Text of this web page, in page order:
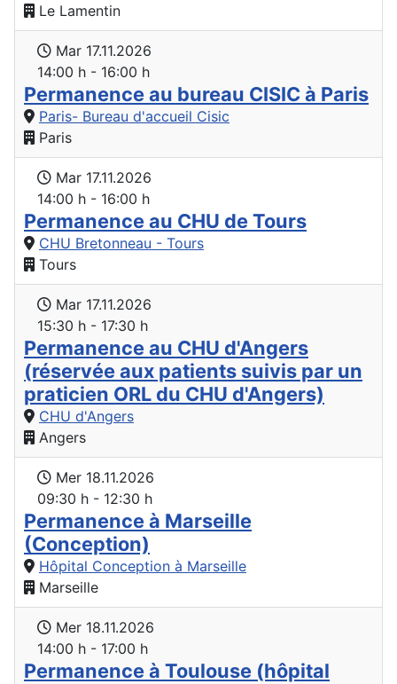
Le Lamentin
Mar 17.11.2026
14:00 h - 16:00 h
Permanence au bureau CISIC à Paris
Paris- Bureau d'accueil Cisic
Paris
Mar 17.11.2026
14:00 h - 16:00 h
Permanence au CHU de Tours
CHU Bretonneau - Tours
Tours
Mar 17.11.2026
15:30 h - 17:30 h
Permanence au CHU d'Angers
(réservée aux patients suivis par un
praticien ORL du CHU d'Angers)
CHU d'Angers
Angers
Mer 18.11.2026
09:30 h - 12:30 h
Permanence à Marseille
(Conception)
Hôpital Conception à Marseille
Marseille
Mer 18.11.2026
14:00 h - 17:00 h
Permanence à Toulouse (hôpital